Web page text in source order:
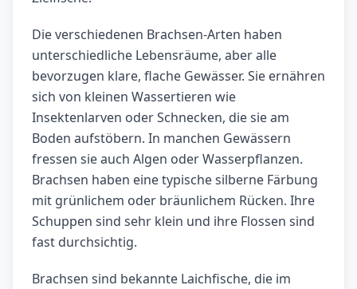
Die verschiedenen Brachsen-Arten haben
unterschiedliche Lebensräume, aber alle
bevorzugen klare, flache Gewässer. Sie ernähren
sich von kleinen Wassertieren wie
Insektenlarven oder Schnecken, die sie am
Boden aufstöbern. In manchen Gewässern
fressen sie auch Algen oder Wasserpflanzen.
Brachsen haben eine typische silberne Färbung
mit grünlichem oder bräunlichem Rücken. Ihre
Schuppen sind sehr klein und ihre Flossen sind
fast durchsichtig.
Brachsen sind bekannte Laichfische, die im